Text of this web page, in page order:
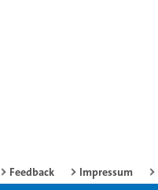
Feedback Impressum